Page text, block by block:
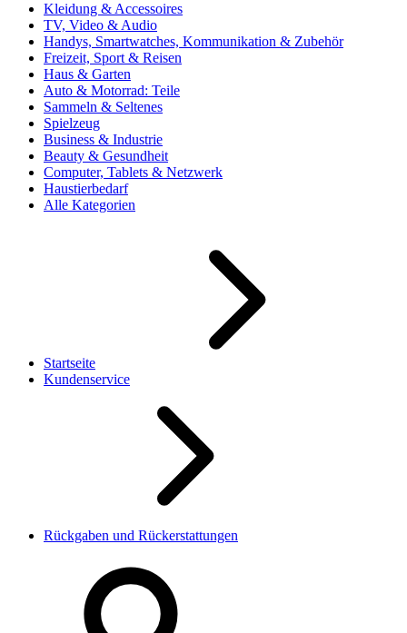
Kleidung & Accessoires
TV, Video & Audio
Handys, Smartwatches, Kommunikation & Zubehör
Freizeit, Sport & Reisen
Haus & Garten
Auto & Motorrad: Teile
Sammeln & Seltenes
Spielzeug
Business & Industrie
Beauty & Gesundheit
Computer, Tablets & Netzwerk
Haustierbedarf
Alle Kategorien
Startseite
Kundenservice
Rückgaben und Rückerstattungen